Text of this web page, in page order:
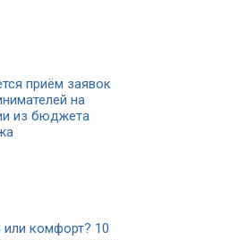
приём заявок
на
из бюджета
комфорт? 10